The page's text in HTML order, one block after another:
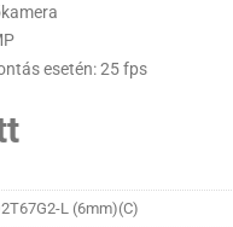
esetén: 25 fps
L (6mm)(C)